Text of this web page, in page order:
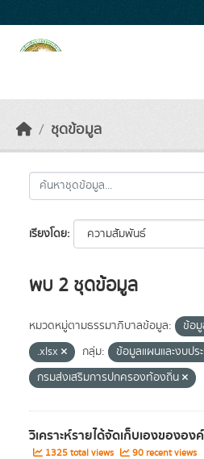
ชุดข้อมูล
เรียงโดย
พบ 2 ชุดข้อมูล
หมวดหมู่ตามธรรมาภิบาลข้อมูล: ข้อ
.xlsx
กลุ่ม: ข้อมูลแผนและงบปร
กรมส่งเสริมการปกครองท้องถิ่น
วิเคราะห์รายได้จัดเก็บเองของ
1325 total views 90 recent views